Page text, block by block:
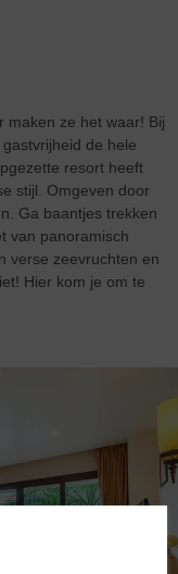
maken ze het waar! Bij
de hele
resort heeft
stijl. Omgeven door
Ga baantjes trekken
van panoramisch
verse zeevruchten en
Hier kom je om te